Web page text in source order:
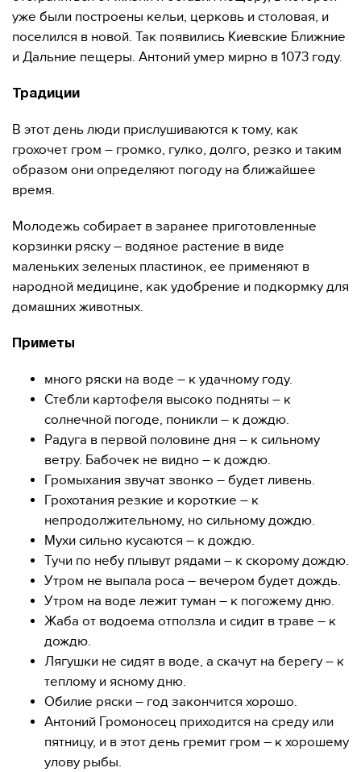
уже были построены кельи, церковь и столовая, и
поселился в новой. Так появились Киевские Ближние
и Дальние пещеры. Антоний умер мирно в 1073 году.
Традиции
В этот день люди прислушиваются к тому, как
грохочет гром – громко, гулко, долго, резко и таким
образом они определяют погоду на ближайшее
время.
Молодежь собирает в заранее приготовленные
корзинки ряску – водяное растение в виде
маленьких зеленых пластинок, ее применяют в
народной медицине, как удобрение и подкормку для
домашних животных.
Приметы
много ряски на воде – к удачному году.
Стебли картофеля высоко подняты – к
солнечной погоде, поникли – к дождю.
Радуга в первой половине дня – к сильному
ветру. Бабочек не видно – к дождю.
Громыхания звучат звонко – будет ливень.
Грохотания резкие и короткие – к
непродолжительному, но сильному дождю.
Мухи сильно кусаются – к дождю.
Тучи по небу плывут рядами – к скорому дождю.
Утром не выпала роса – вечером будет дождь.
Утром на воде лежит туман – к погожему дню.
Жаба от водоема отползла и сидит в траве – к
дождю.
Лягушки не сидят в воде, а скачут на берегу – к
теплому и ясному дню.
Обилие ряски – год закончится хорошо.
Антоний Громоносец приходится на среду или
пятницу, и в этот день гремит гром – к хорошему
улову рыбы.